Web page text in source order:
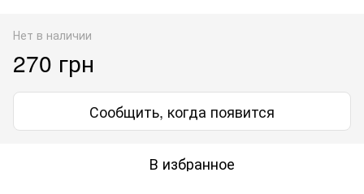
Нет в наличии
270 грн
Сообщить, когда появится
В избранное